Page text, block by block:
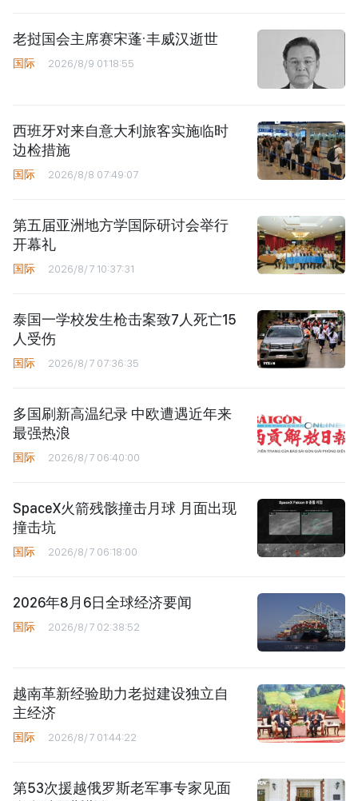
老挝国会主席赛宋蓬·丰威汉逝世
国际 2026/8/9 01:18:55
西班牙对来自意大利旅客实施临时
边检措施
国际 2026/8/8 07:49:07
第五届亚洲地方学国际研讨会举行
开幕礼
国际 2026/8/7 10:37:31
泰国一学校发生枪击案致7人死亡15
人受伤
国际 2026/8/7 07:36:35
多国刷新高温纪录 中欧遭遇近年来
最强热浪
国际 2026/8/7 06:40:00
SpaceX火箭残骸撞击月球 月面出现
撞击坑
国际 2026/8/7 06:18:00
2026年8月6日全球经济要闻
国际 2026/8/7 02:38:52
越南革新经验助力老挝建设独立自
主经济
国际 2026/8/7 01:44:22
第53次援越俄罗斯老军事专家见面